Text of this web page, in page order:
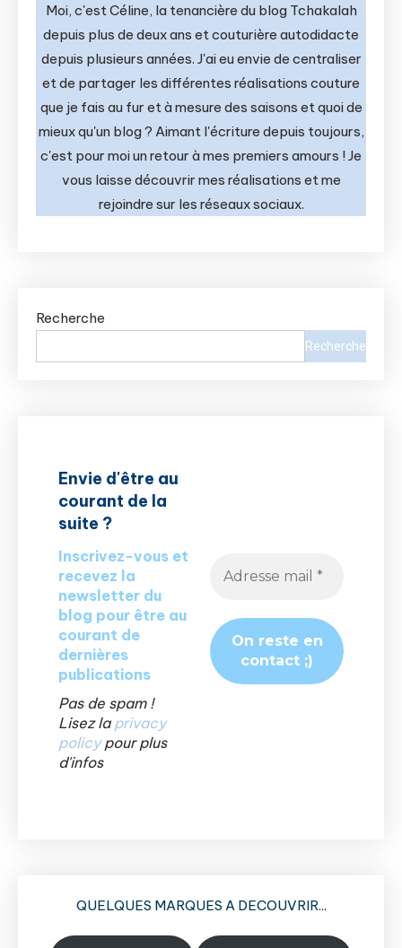
Moi, c'est Céline, la tenancière du blog Tchakalah
depuis plus de deux ans et couturière autodidacte
depuis plusieurs années. J'ai eu envie de centraliser
et de partager les différentes réalisations couture
que je fais au fur et à mesure des saisons et quoi de
mieux qu'un blog ? Aimant l'écriture depuis toujours,
c'est pour moi un retour à mes premiers amours ! Je
vous laisse découvrir mes réalisations et me
rejoindre sur les réseaux sociaux.
Recherche
Recherche
Envie d'être au
courant de la
suite ?
Inscrivez-vous et
recevez la
newsletter du
blog pour être au
courant de
dernières
publications
Pas de spam !
Lisez la privacy
policypour plus
d'infos
QUELQUES MARQUES A DECOUVRIR...